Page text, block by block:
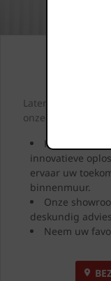
Laten we samen
onze showrooms.
Kom langs
innovatieve
ervaar uw
binnenmuur.
Onze
deskundig
Neem uw